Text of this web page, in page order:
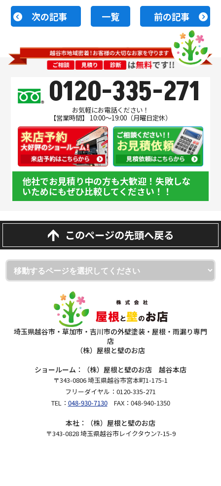
次の記事 一覧 前の記事
0120-335-271
お気軽にお電話ください！
【営業時間】 10:00～19:00（月曜日定休）
他社でお見積り中の方も大歓迎！失敗しな
いためにもぜひ比較してください！！
このページの先頭へ戻る
埼玉県越谷市・草加市・吉川市の外壁塗装・屋根・雨漏り専門
店
（株）屋根と壁のお店
ショールーム：（株）屋根と壁のお店 越谷本店
〒343-0806 埼玉県越谷市宮本町1-175-1
フリーダイヤル：0120-335-271
TEL： 048-930-7130FAX：048-940-1350
本社：（株）屋根と壁のお店
〒343-0828 埼玉県越谷市レイクタウン7-15-9